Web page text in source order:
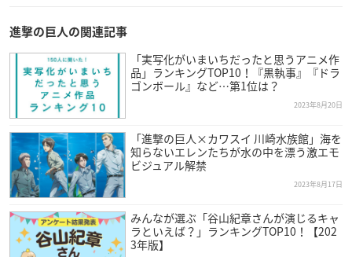
進撃の巨人の関連記事
「実写化がいまいちだったと思うアニメ作
品」ランキングTOP10！『黒執事』『ドラ
ゴンボール』など…第1位は？
2023年8月20日
「進撃の巨人×カワスイ 川崎水族館」海を
知らないエレンたちが水の中を漂う激エモ
ビジュアル解禁
2023年8月17日
みんなが選ぶ「谷山紀章さんが演じるキャ
ラといえば？」ランキングTOP10！【202
3年版】